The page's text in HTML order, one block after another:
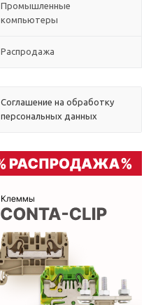
Промышленные
компьютеры
Распродажа
Соглашение на обработку
персональных данных